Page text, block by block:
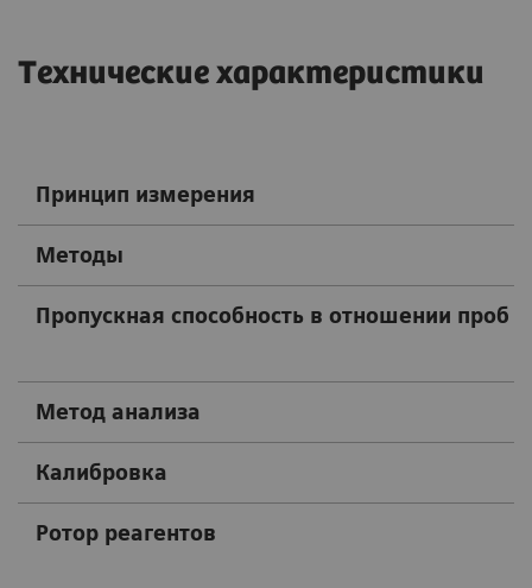
Технические характеристики
Принцип измерения
Методы
Пропускная способность в отношении проб
Метод анализа
Калибровка
Ротор реагентов